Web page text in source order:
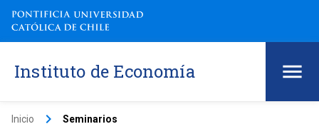
Instituto de Economía
Inicio keyboard_arrow_right Seminarios